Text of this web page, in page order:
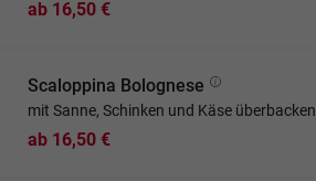
ab 16,50 €
Scaloppina Bolognese
mit Sanne, Schinken und Käse überbacken
ab 16,50 €